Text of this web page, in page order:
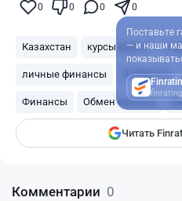
0 0 0 0
Казахстан курсы валют
личные финансы Лайфхаки
Финансы Обмен валюты
Читать
Поставьте
— и наши
Комментарии 0